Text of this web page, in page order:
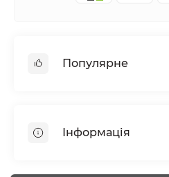
Популярне
Простирадла на резинці
Інформація